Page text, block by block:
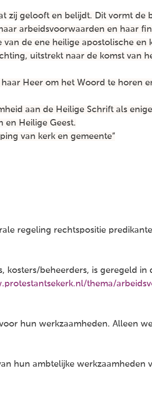
zij gelooft en belijdt. Dit vormt de
arbeidsvoorwaarden en haar
de ene heilige apostolische en
uitstrekt naar de komst van
Heer om het Woord te horen
aan de Heilige Schrift als
en Heilige Geest.
van kerk en gemeente”
regeling rechtspositie
beheerders, is geregeld in
thema/
hun werkzaamheden. Alleen
hun ambtelijke werkzaamheden